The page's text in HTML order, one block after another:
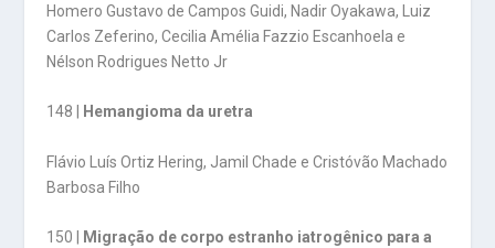
Homero Gustavo de Campos Guidi, Nadir Oyakawa, Luiz
Carlos Zeferino, Cecilia Amélia Fazzio Escanhoela e
Nélson Rodrigues Netto Jr
148 | Hemangioma da uretra
Flávio Luís Ortiz Hering, Jamil Chade e Cristóvão Machado
Barbosa Filho
150 |
Migração de corpo estranho iatrogênico para a